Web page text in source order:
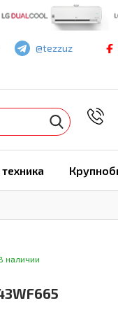
@tezzuz
наличии